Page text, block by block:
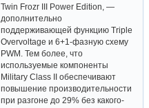
Twin Frozr III Power Edition, —
дополнительно
поддерживающей функцию Triple
Overvoltage и 6+1-фазную схему
PWM. Тем более, что
используемые компоненты
Military Class II обеспечивают
повышение производительности
при разгоне до 29% без какого-